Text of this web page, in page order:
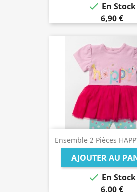
 En Stock
6,90 €
Ensemble 2 Pièces
AJOUTER AU
 En Stock
6,00 €